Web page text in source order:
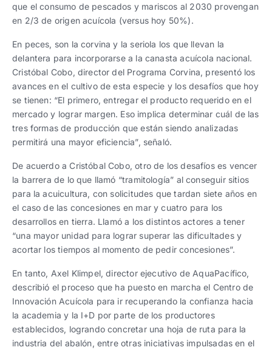
que el consumo de pescados y mariscos al 2030 provengan
en 2/3 de origen acuícola (versus hoy 50%).
En peces, son la corvina y la seriola los que llevan la
delantera para incorporarse a la canasta acuícola nacional.
Cristóbal Cobo, director del Programa Corvina, presentó los
avances en el cultivo de esta especie y los desafíos que hoy
se tienen: “El primero, entregar el producto requerido en el
mercado y lograr margen. Eso implica determinar cuál de las
tres formas de producción que están siendo analizadas
permitirá una mayor eficiencia”, señaló.
De acuerdo a Cristóbal Cobo, otro de los desafíos es vencer
la barrera de lo que llamó “tramitología” al conseguir sitios
para la acuicultura, con solicitudes que tardan siete años en
el caso de las concesiones en mar y cuatro para los
desarrollos en tierra. Llamó a los distintos actores a tener
“una mayor unidad para lograr superar las dificultades y
acortar los tiempos al momento de pedir concesiones”.
En tanto, Axel Klimpel, director ejecutivo de AquaPacífico,
describió el proceso que ha puesto en marcha el Centro de
Innovación Acuícola para ir recuperando la confianza hacia
la academia y la I+D por parte de los productores
establecidos, logrando concretar una hoja de ruta para la
industria del abalón, entre otras iniciativas impulsadas en el